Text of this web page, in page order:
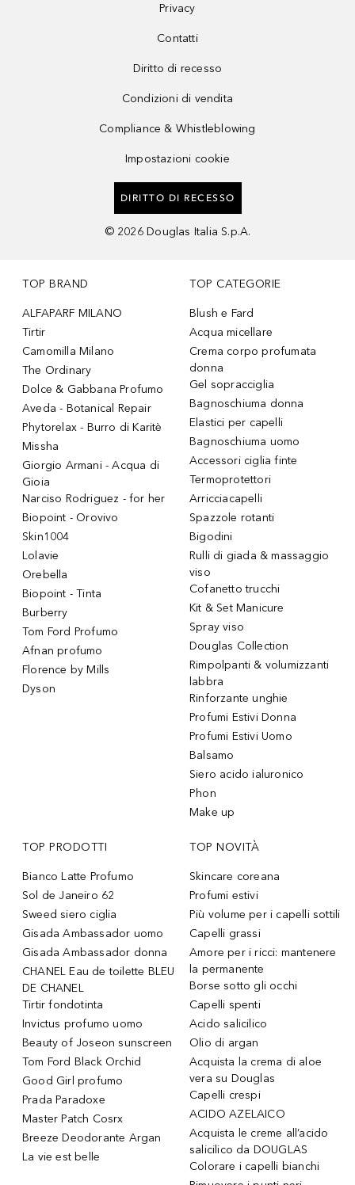
Privacy
Contatti
Diritto di recesso
Condizioni di vendita
Compliance & Whistleblowing
Impostazioni cookie
DIRITTO DI RECESSO
© 2026 Douglas Italia S.p.A.
TOP BRAND
ALFAPARF MILANO
Tirtir
Camomilla Milano
The Ordinary
Dolce & Gabbana Profumo
Aveda - Botanical Repair
Phytorelax - Burro di Karitè
Missha
Giorgio Armani - Acqua di
Gioia
Narciso Rodriguez - for her
Biopoint - Orovivo
Skin1004
Lolavie
Orebella
Biopoint - Tinta
Burberry
Tom Ford Profumo
Afnan profumo
Florence by Mills
Dyson
TOP CATEGORIE
Blush e Fard
Acqua micellare
Crema corpo profumata
donna
Gel sopracciglia
Bagnoschiuma donna
Elastici per capelli
Bagnoschiuma uomo
Accessori ciglia finte
Termoprotettori
Arricciacapelli
Spazzole rotanti
Bigodini
Rulli di giada & massaggio
viso
Cofanetto trucchi
Kit & Set Manicure
Spray viso
Douglas Collection
Rimpolpanti & volumizzanti
labbra
Rinforzante unghie
Profumi Estivi Donna
Profumi Estivi Uomo
Balsamo
Siero acido ialuronico
Phon
Make up
TOP PRODOTTI
Bianco Latte Profumo
Sol de Janeiro 62
Sweed siero ciglia
Gisada Ambassador uomo
Gisada Ambassador donna
CHANEL Eau de toilette BLEU
DE CHANEL
Tirtir fondotinta
Invictus profumo uomo
Beauty of Joseon sunscreen
Tom Ford Black Orchid
Good Girl profumo
Prada Paradoxe
Master Patch Cosrx
Breeze Deodorante Argan
La vie est belle
TOP NOVITÀ
Skincare coreana
Profumi estivi
Più volume per i capelli sottili
Capelli grassi
Amore per i ricci: mantenere
la permanente
Borse sotto gli occhi
Capelli spenti
Acido salicilico
Olio di argan
Acquista la crema di aloe
vera su Douglas
Capelli crespi
ACIDO AZELAICO
Acquista le creme all’acido
salicilico da DOUGLAS
Colorare i capelli bianchi